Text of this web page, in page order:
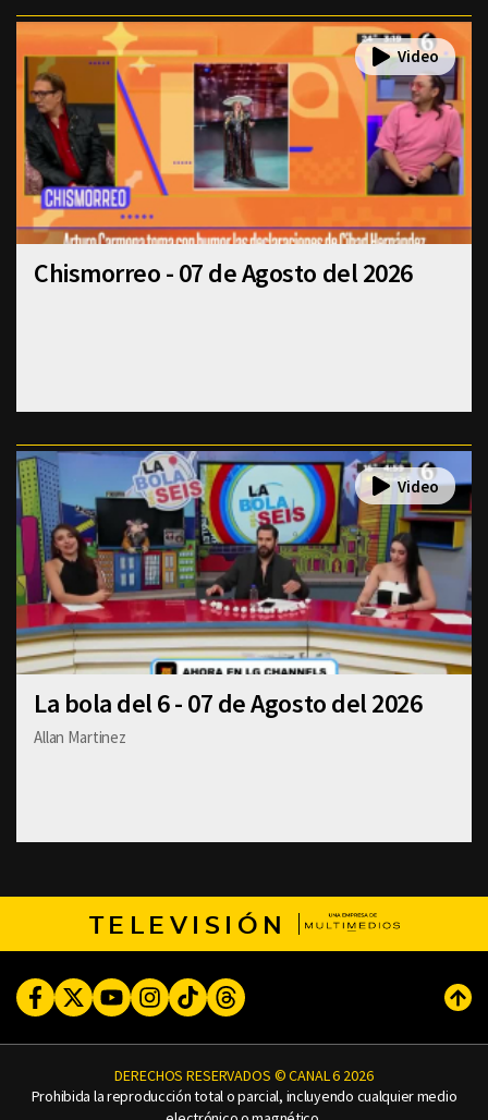
Chismorreo - 07 de Agosto del 2026
La bola del 6 - 07 de Agosto del 2026
Allan Martinez
TELEVISIÓN
FacebookTwitterYoutubeInstagram
TikTokThreads
DERECHOS RESERVADOS © CANAL 6 2026
Prohibida la reproducción total o parcial, incluyendo cualquier medio